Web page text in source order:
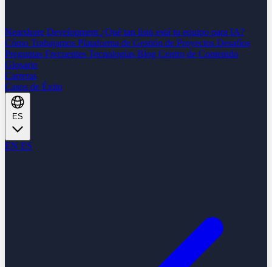
Nearshore Development ¿Qué tan listo está tu equipo para IA?
Cómo Trabajamos Plataforma de Gestión de Proyectos Desafíos
Preguntas Frecuentes Tecnologías Blog Centro de Contenido
Glosario
Carreras
Casos de Éxito
EN ES